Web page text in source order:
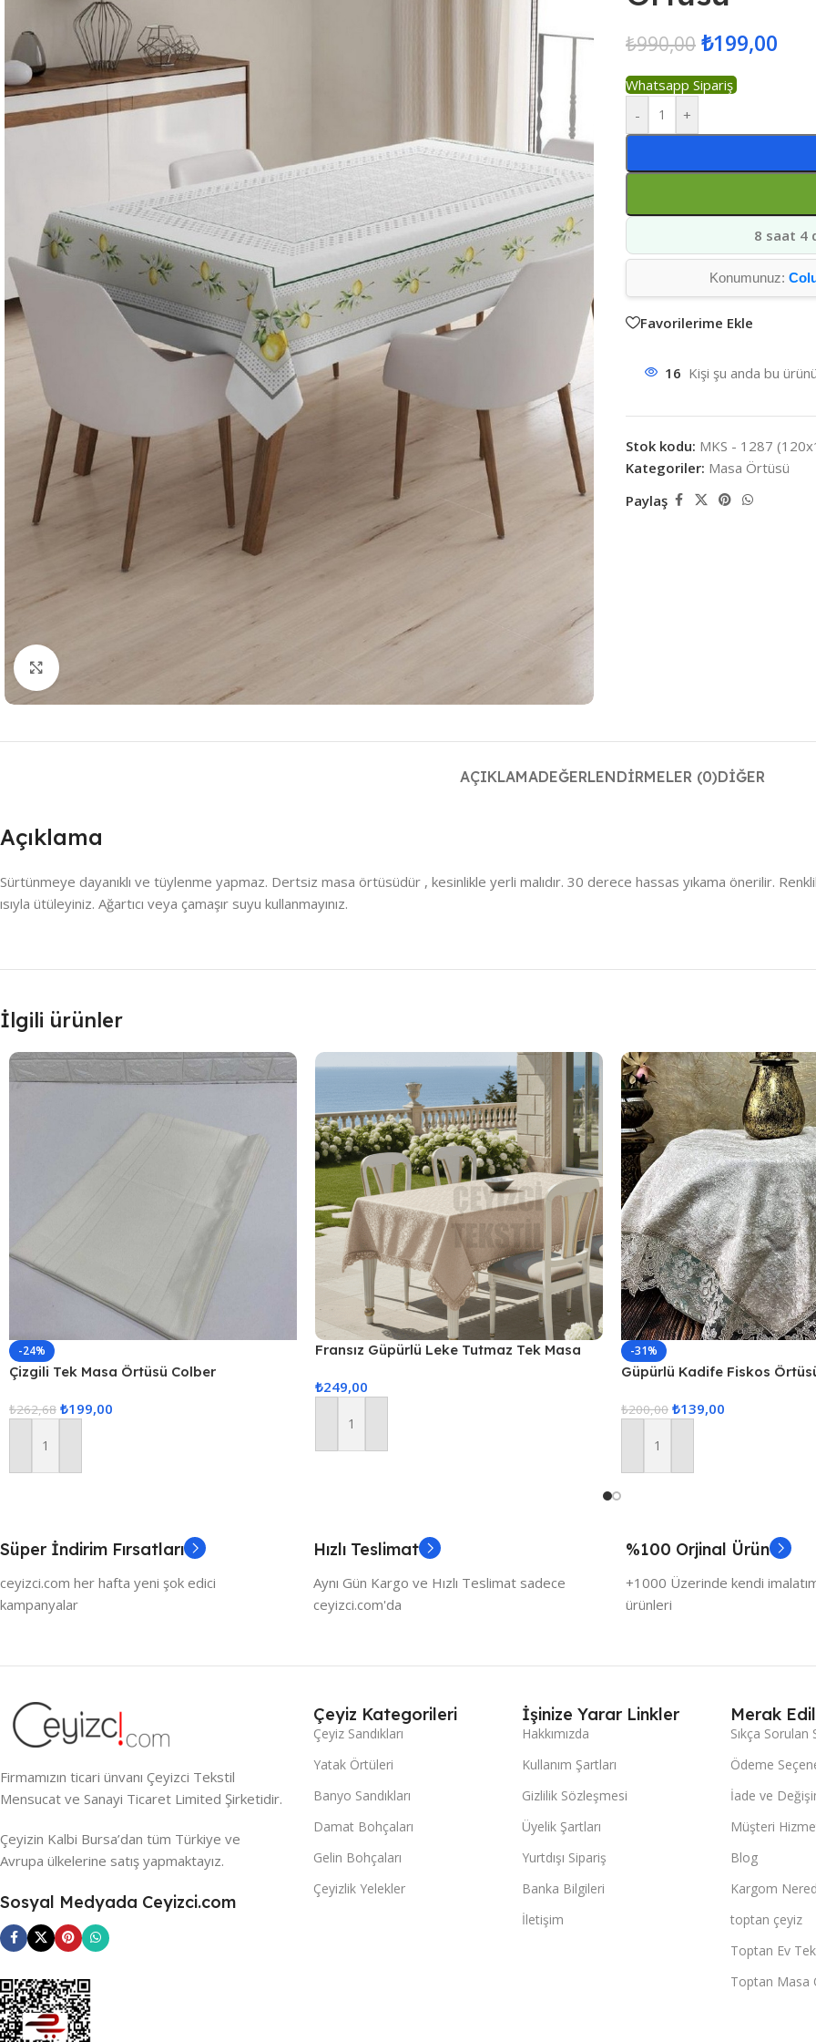
₺990,00 ₺199,00
Whatsapp Sipariş
-
+
8 saat 4
Konumunuz:
Favorilerime Ekle
16 Kişi şu anda bu
Stok kodu: MKS - 1287
Kategoriler: Masa Örtüsü
Paylaş
AÇIKLAMADEĞERLENDIRMELER (0)DIĞER
Açıklama
Sürtünmeye dayanıklı ve tüylenme yapmaz. Dertsiz masa örtüsüdür , kesinlikle yerli malıdır. 30 derece hassas yıkama önerilir.
ısıyla ütüleyiniz. Ağartıcı veya çamaşır suyu kullanmayınız.
İlgili ürünler
-24%
Çizgili Tek Masa Örtüsü Colber
₺262,68 ₺199,00
Sepete Ekle
Fransız Güpürlü Leke Tutmaz Tek Masa
₺249,00
Sepete Ekle
-31%
Güpürlü Kadife Fiskos
₺200,00 ₺139,00
Sepete Ekle
Süper İndirim Fırsatları
ceyizci.com her hafta yeni şok edici
kampanyalar
Hızlı Teslimat
Aynı Gün Kargo ve Hızlı Teslimat sadece
ceyizci.com'da
%100 Orjinal Ürün
+1000 Üzerinde kendi
ürünleri
Firmamızın ticari ünvanı Çeyizci Tekstil
Mensucat ve Sanayi Ticaret Limited Şirketidir.
Çeyizin Kalbi Bursa’dan tüm Türkiye ve
Avrupa ülkelerine satış yapmaktayız.
Sosyal Medyada Ceyizci.com
Çeyiz Kategorileri
Çeyiz Sandıkları
Yatak Örtüleri
Banyo Sandıkları
Damat Bohçaları
Gelin Bohçaları
Çeyizlik Yelekler
İşinize Yarar Linkler
Hakkımızda
Kullanım Şartları
Gizlilik Sözleşmesi
Üyelik Şartları
Yurtdışı Sipariş
Banka Bilgileri
İletişim
Merak
Sıkça Sorulan
Ödeme
İade ve
Müşteri
Blog
Kargom
toptan çeyiz
Toptan Ev
Toptan Masa